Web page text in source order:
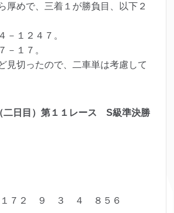
厚めで、三着１が勝負目、以下２
－１２４７。
－１７。
見切ったので、二車単は考慮して
二日目）第１１レース S級準決勝
７２ ９ ３ ４ ８５６